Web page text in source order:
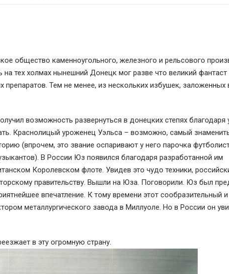
общество каменноугольного, железного и рельсового
на тех холмах нынешний Донецк мог разве что великий фантаст
Тем не менее, из нескольких избушек, заложенных
возможность развернуться в донецких степях благодаря
Краснолицый уроженец Уэльса – возможно, самый
(впрочем, это звание оспаривают у него парочка
В России Юз появился благодаря разработанной им
Королевском флоте. Увидев это чудо техники,
правительству. Вышли на Юза. Поговорили. Юз был
впечатление. К тому времени этот сообразительный и
металлургического завода в Миллуоле. Но в России он
в эту огромную страну.